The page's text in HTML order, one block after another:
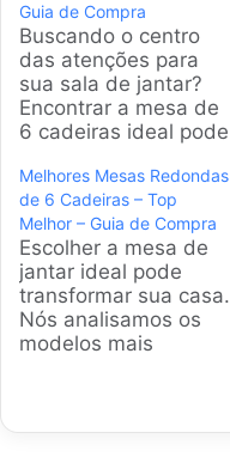
Guia de Compra
Buscando o centro
das atenções para
sua sala de jantar?
Encontrar a mesa de
6 cadeiras ideal pode
ambiente.
Analisamos os
modelos mais
populares do
mercado para te
ajudar a fazer a
escolha certa, unindo
estilo e
Melhores Mesas Redondas
de 6 Cadeiras – Top
Melhor – Guia de Compra
Escolher a mesa de
jantar ideal pode
transformar sua casa.
Nós analisamos os
modelos mais
mesa redonda de 6